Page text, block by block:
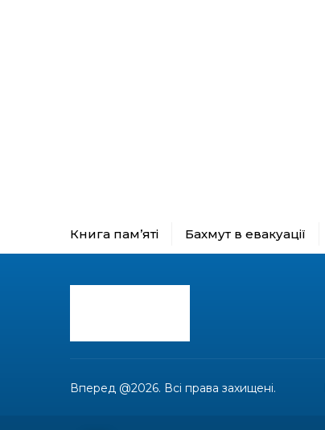
Книга пам’яті Бахмут в евакуації
Вперед @2026. Всі права захищені.